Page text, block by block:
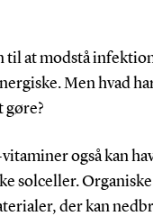
til at modstå
Men hvad
gøre?
også kan
solceller.
der kan